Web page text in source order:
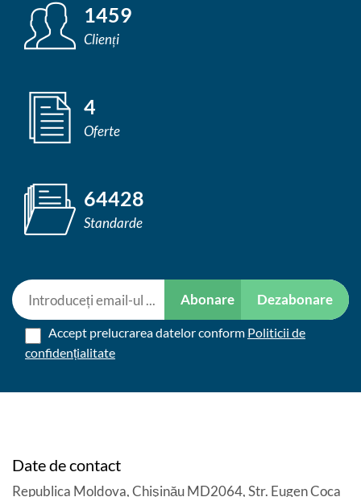
1459
Clienți
4
Oferte
64428
Standarde
Abonare Dezabonare
Accept prelucrarea datelor conform Politicii de
confidențialitate
Date de contact
Republica Moldova, Chişinău MD2064, Str. Eugen Coca